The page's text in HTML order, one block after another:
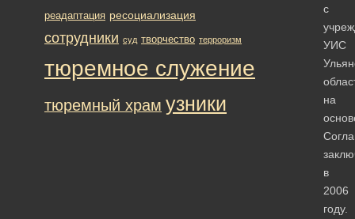
с
УИС
на
в
2006
году.
реадаптация ресоциализация
сотрудники суд творчество терроризм
тюремное служение
тюремный храм узники